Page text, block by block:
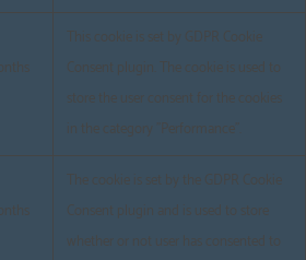
This cookie is set by GDPR Cookie
Consent plugin. The cookie is used to
store the user consent for the cookies
in the category "Performance".
The cookie is set by the GDPR Cookie
Consent plugin and is used to store
whether or not user has consented to